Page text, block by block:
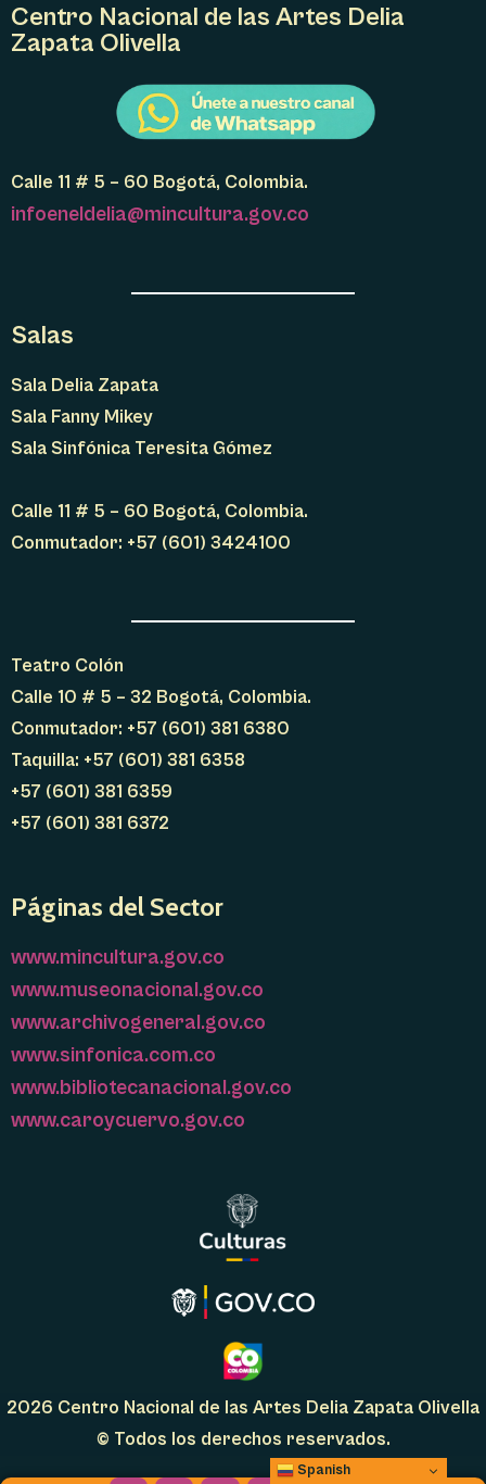
Centro Nacional de las Artes Delia
Zapata Olivella
Calle 11 # 5 – 60 Bogotá, Colombia.
infoeneldelia@mincultura.gov.co
Salas
Sala Delia Zapata
Sala Fanny Mikey
Sala Sinfónica Teresita Gómez
Calle 11 # 5 – 60 Bogotá, Colombia.
Conmutador: +57 (601) 3424100
Teatro Colón
Calle 10 # 5 – 32 Bogotá, Colombia.
Conmutador: +57 (601) 381 6380
Taquilla: +57 (601) 381 6358
+57 (601) 381 6359
+57 (601) 381 6372
Páginas del Sector
www.mincultura.gov.co
www.museonacional.gov.co
www.archivogeneral.gov.co
www.sinfonica.com.co
www.bibliotecanacional.gov.co
www.caroycuervo.gov.co
2026 Centro Nacional de las Artes Delia Zapata Olivella
© Todos los derechos reservados.
Spanish